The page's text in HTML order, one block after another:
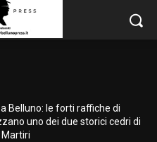
Belluno: le forti raffiche di
uno dei due storici cedri di
Martiri